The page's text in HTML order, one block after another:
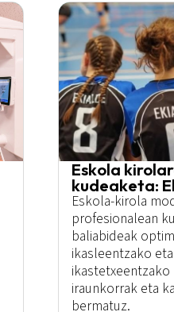
Eskola
kudeaketa:
Eskola-kirola
profesionalean
baliabideak
ikasleentzako eta
iraunkorrak eta
bermatuz.